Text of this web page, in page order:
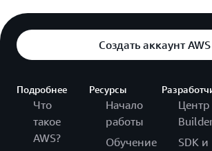
Создать аккаунт AWS
Подробнее
Что
такое
AWS?
Ресурсы
Начало
работы
Обучение
Центр
SDK и